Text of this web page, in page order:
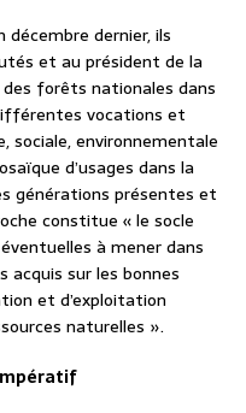
décembre dernier, ils
et au président de la
des forêts nationales dans
vocations et
sociale, environnementale
d’usages dans la
générations présentes et
constitue « le socle
à mener dans
acquis sur les bonnes
et d’exploitation
naturelles ».